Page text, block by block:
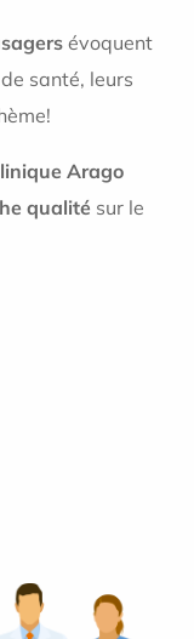
évoquent
santé, leurs
Arago
qualité sur le